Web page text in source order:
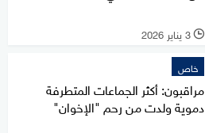
l 3 يناير 2026
خاص
مراقبون: أكثر الجماعات المتطرفة
دموية ولدت من رحم "الإخوان"